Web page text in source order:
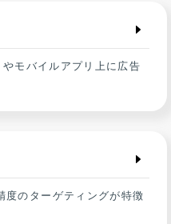
モバイルアプリ上に広告
度のターゲティングが特徴